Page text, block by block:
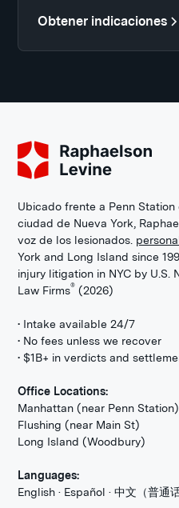
Obtener indicaciones
Ubicado frente a Penn
ciudad de Nueva York,
voz de los lesionados.
York and Long Island since
injury litigation in NYC by U.S.
Law Firms® (2026)
• Intake available 24/7
• No fees unless we recover
• $1B+ in verdicts and
Office Locations:
Manhattan (near Penn Station)
Flushing (near Main St)
Long Island (Woodbury)
Languages:
English · Español · 中文（普通话